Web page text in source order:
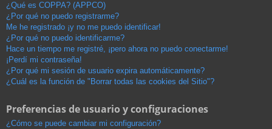
¿Qué es COPPA? (APPCO)
¿Por qué no puedo registrarme?
Me he registrado ¡y no me puedo identificar!
¿Por qué no puedo identificarme?
Hace un tiempo me registré, ¡pero ahora no puedo conectarme!
¡Perdí mi contraseña!
¿Por qué mi sesión de usuario expira automáticamente?
¿Cuál es la función de "Borrar todas las cookies del Sitio"?
Preferencias de usuario y configuraciones
¿Cómo se puede cambiar mi configuración?